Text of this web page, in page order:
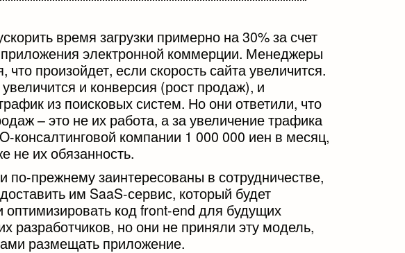
время загрузки примерно на 30% за счет
электронной коммерции. Менеджеры
что произойдет, если скорость сайта увеличится.
и конверсия (рост продаж), и
из поисковых систем. Но они ответили, что
– это не их работа, а за увеличение трафика
консалтинговой компании 1 000 000 иен в месяц,
не их обязанность.
по-прежнему заинтересованы в сотрудничестве,
им SaaS-сервис, который будет
оптимизировать код front-end для будущих
разработчиков, но они не приняли эту модель,
размещать приложение.